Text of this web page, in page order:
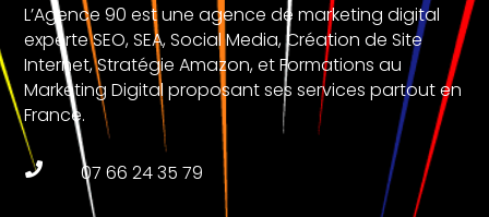
L’Agence 90 est une agence de marketing digital
experte SEO, SEA, Social Media, Création de Site
Internet, Stratégie Amazon, et Formations au
Marketing Digital proposant ses services partout en
France.
 07 66 24 35 79